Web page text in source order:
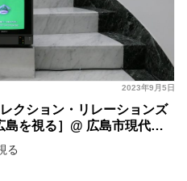
2023年9月5日
クション・リレーションズ
島を視る］@ 広島市現代美
る